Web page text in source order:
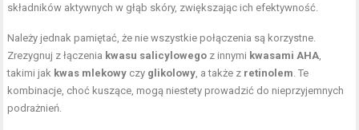
składników aktywnych w głąb skóry, zwiększając ich efektywność.
Należy jednak pamiętać, że nie wszystkie połączenia są korzystne.
Zrezygnuj z łączenia kwasu salicylowego z innymi kwasami AHA
takimi jak kwas mlekowy czy glikolowy , a także z retinolem . Te
kombinacje, choć kuszące, mogą niestety prowadzić do nieprzyjemnych
podrażnień.